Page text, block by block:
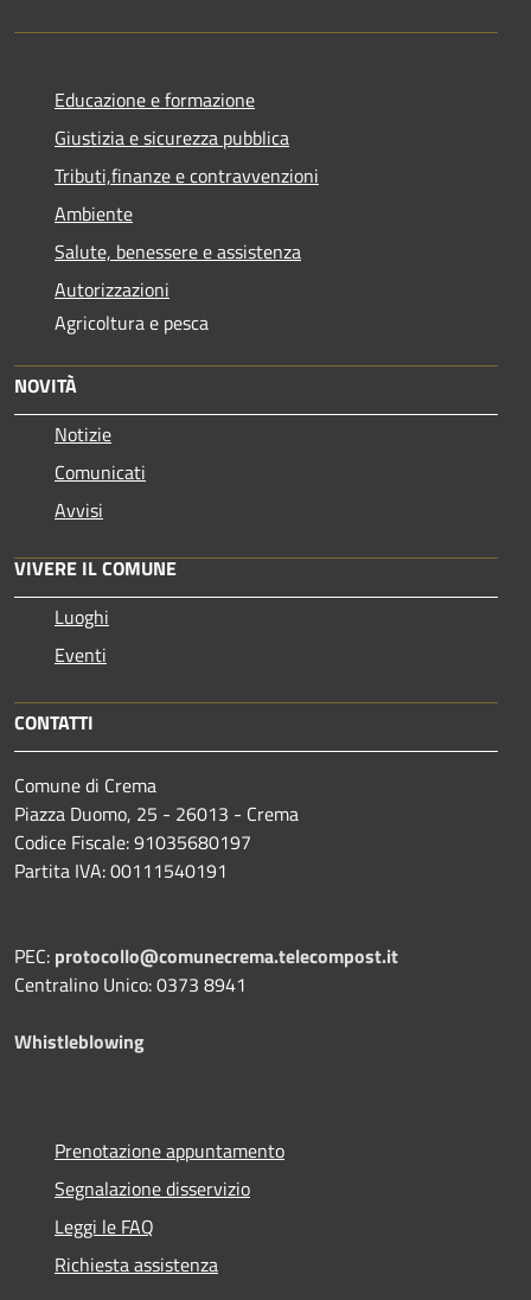
Educazione e formazione
Giustizia e sicurezza pubblica
Tributi,finanze e contravvenzioni
Ambiente
Salute, benessere e assistenza
Autorizzazioni
Agricoltura e pesca
NOVITÀ
Notizie
Comunicati
Avvisi
VIVERE IL COMUNE
Luoghi
Eventi
CONTATTI
Comune di Crema
Piazza Duomo, 25 - 26013 - Crema
Codice Fiscale: 91035680197
Partita IVA: 00111540191
PEC: protocollo@comunecrema.telecompost.it
Centralino Unico: 0373 8941
Whistleblowing
Prenotazione appuntamento
Segnalazione disservizio
Leggi le FAQ
Richiesta assistenza